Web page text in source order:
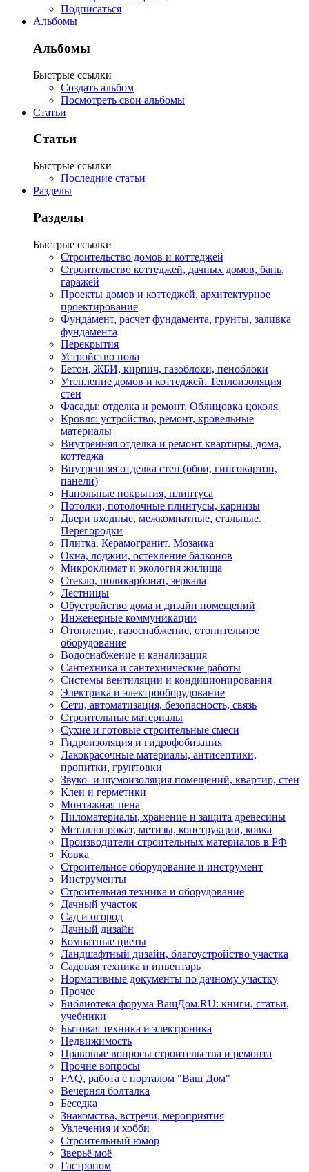
Подписаться
Альбомы
Альбомы
Быстрые ссылки
Создать альбом
Посмотреть свои альбомы
Статьи
Статьи
Быстрые ссылки
Последние статьи
Разделы
Разделы
Быстрые ссылки
Строительство домов и коттеджей
Строительство коттеджей, дачных домов, бань,
гаражей
Проекты домов и коттеджей, архитектурное
проектирование
Фундамент, расчет фундамента, грунты, заливка
фундамента
Перекрытия
Устройство пола
Бетон, ЖБИ, кирпич, газоблоки, пеноблоки
Утепление домов и коттеджей. Теплоизоляция
стен
Фасады: отделка и ремонт. Облицовка цоколя
Кровля: устройство, ремонт, кровельные
материалы
Внутренняя отделка и ремонт квартиры, дома,
коттеджа
Внутренняя отделка стен (обои, гипсокартон,
панели)
Напольные покрытия, плинтуса
Потолки, потолочные плинтусы, карнизы
Двери входные, межкомнатные, стальные.
Перегородки
Плитка. Керамогранит. Мозаика
Окна, лоджии, остекление балконов
Микроклимат и экология жилища
Стекло, поликарбонат, зеркала
Лестницы
Обустройство дома и дизайн помещений
Инженерные коммуникации
Отопление, газоснабжение, отопительное
оборудование
Водоснабжение и канализация
Сантехника и сантехнические работы
Системы вентиляции и кондиционирования
Электрика и электрооборудование
Сети, автоматизация, безопасность, связь
Строительные материалы
Сухие и готовые строительные смеси
Гидроизоляция и гидрофобизация
Лакокрасочные материалы, антисептики,
пропитки, грунтовки
Звуко- и шумоизоляция помещений, квартир, стен
Клеи и герметики
Монтажная пена
Пиломатериалы, хранение и защита древесины
Металлопрокат, метизы, конструкции, ковка
Производители строительных материалов в РФ
Ковка
Строительное оборудование и инструмент
Инструменты
Строительная техника и оборудование
Дачный участок
Сад и огород
Дачный дизайн
Комнатные цветы
Ландшафтный дизайн, благоустройство участка
Садовая техника и инвентарь
Нормативные документы по дачному участку
Прочее
Библиотека форума ВашДом.RU: книги, статьи,
учебники
Бытовая техника и электроника
Недвижимость
Правовые вопросы строительства и ремонта
Прочие вопросы
FAQ, работа с порталом "Ваш Дом"
Вечерняя болталка
Беседка
Знакомства, встречи, мероприятия
Увлечения и хобби
Строительный юмор
Зверьё моё
Гастроном